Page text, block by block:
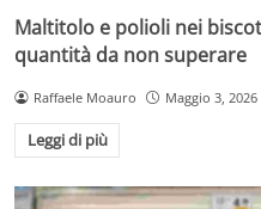
Maltitolo e polioli nei
quantità da non superare
Raffaele Moauro Maggio 3, 2026
Leggi di più